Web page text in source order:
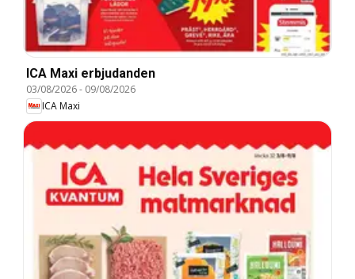
ICA Maxi erbjudanden
03/08/2026- 09/08/2026
ICA Maxi